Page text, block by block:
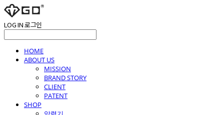
LOG IN로그인
HOME
ABOUT US
MISSION
BRAND STORY
CLIENT
PATENT
SHOP